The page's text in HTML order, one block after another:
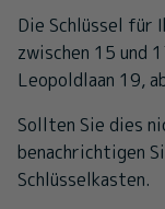
Die Schlüssel für
zwischen 15 und
Leopoldlaan 19,
Sollten Sie dies
benachrichtigen
Schlüsselkasten.